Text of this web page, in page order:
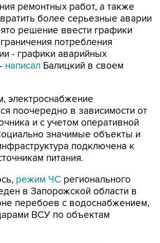
ремонтных работ, а также
более серьезные аварии
решение ввести графики
потребления
- графики аварийных
написал Балицкий в своем
электроснабжение
поочередно в зависимости от
и с учетом оперативной
значимые объекты и
подключена к
питания.
режим ЧС регионального
в Запорожской области в
перебоев с водоснабжением,
ВСУ по объектам